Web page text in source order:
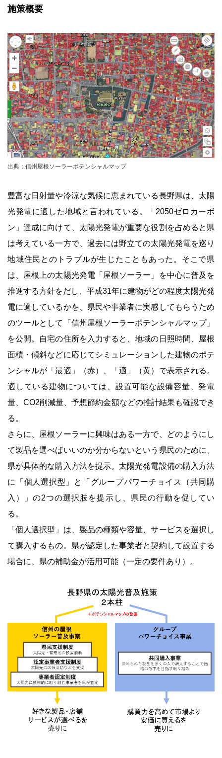
施策概要
出典：信州屋根ソーラーポテンシャルマップ
豊富な日射量や冷涼な気候に恵まれている長野県は、太陽
光発電に適した地域と言われている。「2050ゼロカーボ
ン」達成に向けて、太陽光発電が重要な役割を占めると県
は考えている一方で、過去には野立ての太陽光発電を巡り
地域住民とのトラブルが生じたこともあった。そこで県
は、屋根上の太陽光発電「屋根ソーラー」を中心に普及を
推進する方針をだし、平成31年に建物がどの程度太陽光発
電に適しているかを、県民や事業者に実感してもらうため
のツールとして「信州屋根ソーラーポテンシャルマップ」
を公開。自宅の住所を入力すると、地域の日照時間、屋根
面積・傾斜などに応じてシミュレーションした建物のポテ
ンシャルが「最適」（赤）、「適」（黄）で表示される。
適している建物については、設置可能な設備容量、発電
量、CO2削減量、予想節約金額などの推計結果も確認でき
る。
さらに、屋根ソーラーに興味はある一方で、どのようにし
て製品を選べばいいのか分からないという県民のために、
県が具体的な購入方法を提示。太陽光発電設備の購入方法
に「個人選択型」と「グループパワーチョイス（共同購
入）」の2つの選択肢を提示し、県民の行動を促してい
る。
「個人選択型」は、製品の種類や容量、サービスを選択し
て購入するもの。県が認定した事業者と契約して設置する
場合に、県の補助金が活用可能（一定の要件あり）。